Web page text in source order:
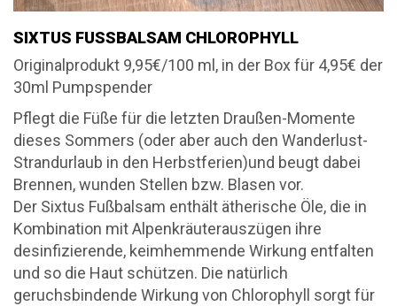
SIXTUS FUSSBALSAM CHLOROPHYLL
Originalprodukt 9,95€/100 ml, in der Box für 4,95€ der
30ml Pumpspender
Pflegt die Füße für die letzten Draußen-Momente
dieses Sommers (oder aber auch den Wanderlust-
Strandurlaub in den Herbstferien)und beugt dabei
Brennen, wunden Stellen bzw. Blasen vor.
Der Sixtus Fußbalsam enthält ätherische Öle, die in
Kombination mit Alpenkräuterauszügen ihre
desinfizierende, keimhemmende Wirkung entfalten
und so die Haut schützen. Die natürlich
geruchsbindende Wirkung von Chlorophyll sorgt für